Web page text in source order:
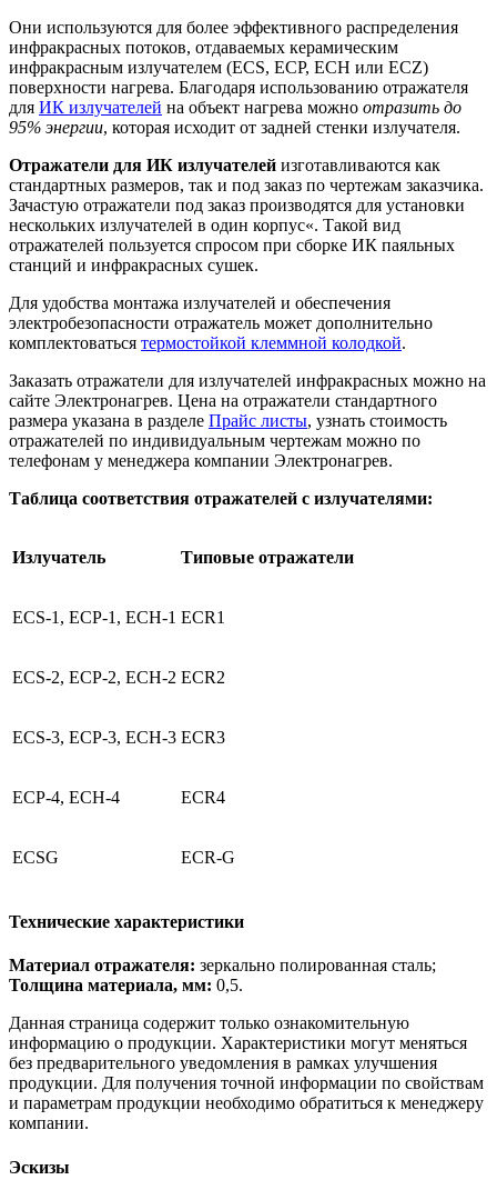
Они используются для более эффективного распределения
инфракрасных потоков, отдаваемых керамическим
инфракрасным излучателем (ECS, ECP, ECH или ECZ)
поверхности нагрева. Благодаря использованию отражателя
для ИК излучателей на объект нагрева можно отразить до
95% энергии, которая исходит от задней стенки излучателя.
Отражатели для ИК излучателей изготавливаются как
стандартных размеров, так и под заказ по чертежам заказчика.
Зачастую отражатели под заказ производятся для установки
нескольких излучателей в один корпус«. Такой вид
отражателей пользуется спросом при сборке ИК паяльных
станций и инфракрасных сушек.
Для удобства монтажа излучателей и обеспечения
электробезопасности отражатель может дополнительно
комплектоваться термостойкой клеммной колодкой.
Заказать отражатели для излучателей инфракрасных можно на
сайте Электронагрев. Цена на отражатели стандартного
размера указана в разделе Прайс листы, узнать стоимость
отражателей по индивидуальным чертежам можно по
телефонам у менеджера компании Электронагрев.
Таблица соответствия отражателей с излучателями:
Излучатель Типовые отражатели
ECS-1, ECР-1, ECН-1 ECR1
ECS-2, ECР-2, ECН-2 ECR2
ECS-3, ECР-3, ECН-3 ECR3
ECР-4, ECН-4 ECR4
ECSG ECR-G
Технические характеристики
Материал отражателя: зеркально полированная сталь;
Толщина материала, мм: 0,5.
Данная страница содержит только ознакомительную
информацию о продукции. Характеристики могут меняться
без предварительного уведомления в рамках улучшения
продукции. Для получения точной информации по свойствам
и параметрам продукции необходимо обратиться к менеджеру
компании.
Эскизы